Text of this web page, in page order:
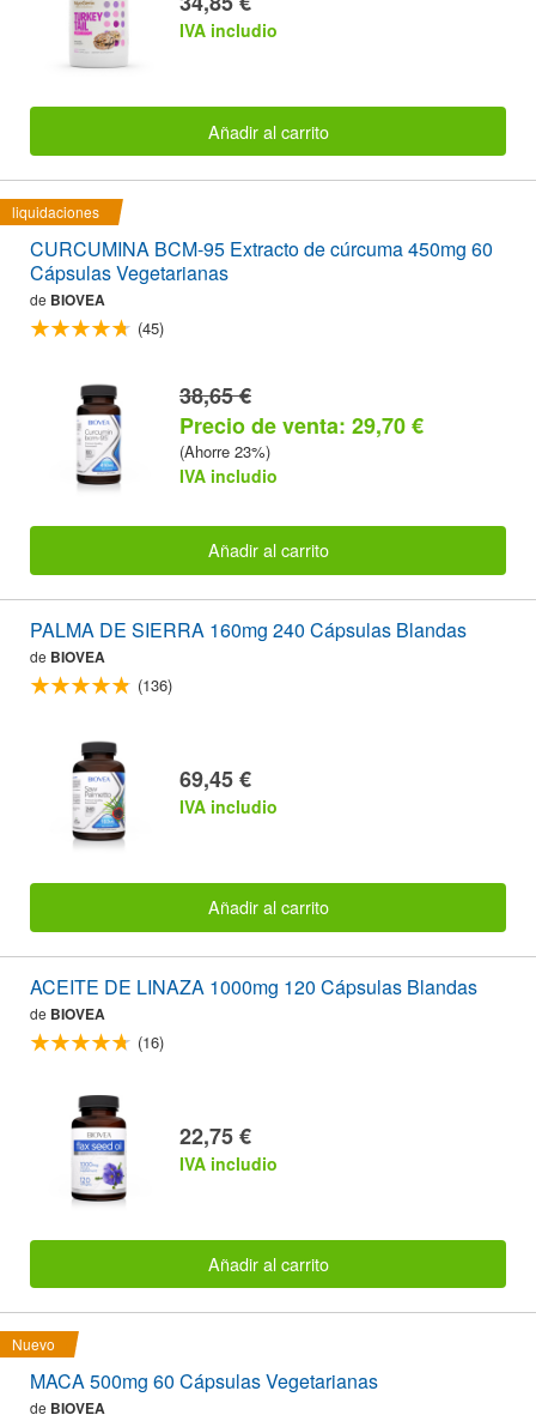
IVA includio
Añadir al carrito
liquidaciones
CURCUMINA BCM-95 Extracto de cúrcuma 450mg 60
Cápsulas Vegetarianas
de BIOVEA
(45)
38,65 €
Precio de venta: 29,70 €
(Ahorre 23%)
IVA includio
Añadir al carrito
PALMA DE SIERRA 160mg 240 Cápsulas Blandas
de BIOVEA
(136)
69,45 €
IVA includio
Añadir al carrito
ACEITE DE LINAZA 1000mg 120 Cápsulas Blandas
de BIOVEA
(16)
22,75 €
IVA includio
Añadir al carrito
Nuevo
MACA 500mg 60 Cápsulas Vegetarianas
de BIOVEA